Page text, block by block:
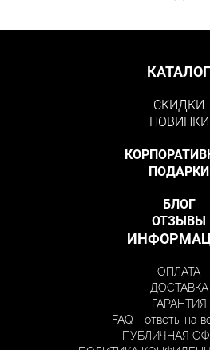
КАТАЛОГ
СКИДКИ
НОВИНКИ
ПОДАРКИ
БЛОГ
ОТЗЫВЫ
ОПЛАТА
ДОСТАВКА
ГАРАНТИЯ
FAQ - ответы на
ПУБЛИЧНАЯ